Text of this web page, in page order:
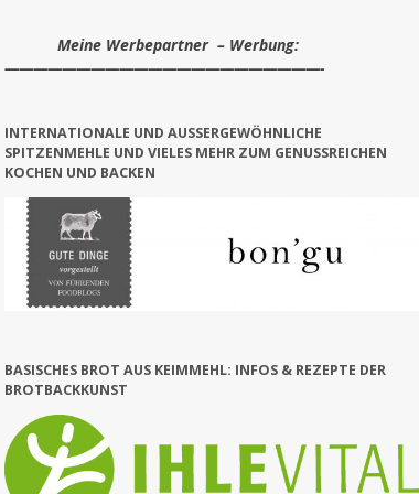
Meine Werbepartner – Werbung:
——————————————————————-
INTERNATIONALE UND AUSSERGEWÖHNLICHE S
PITZENMEHLE UND VIELES MEHR ZUM GENUSSREICHEN KO
CHEN UND BACKEN
BASISCHES BROT AUS KEIMMEHL: INFOS & REZEPTE DER
BROTBACKKUNST